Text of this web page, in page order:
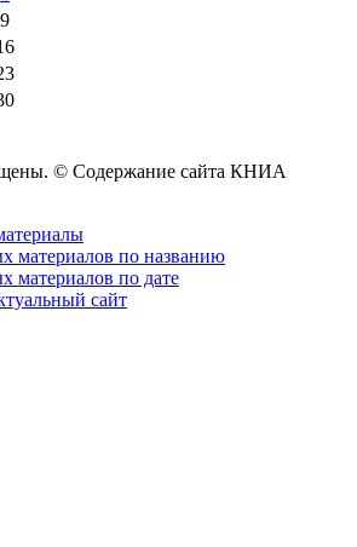
9
© Содержание сайта КНИА
материалов по названию
материалов по дате
сайт